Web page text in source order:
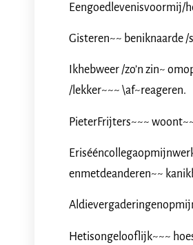
Eengoedlevenisvoormij/
Gisteren~~ beniknaarde
Ikhebweer /zo’n zin~
/lekker~~~ \af~reageren.
PieterFrijters~~~
enmetdeanderen~~
Hetisongelooflijk~~~